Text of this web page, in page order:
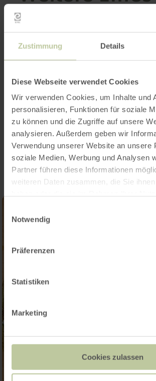
Zustimmung Details
Diese Webseite verwendet Cookies
Wir verwenden Cookies, um Inhalte und
personalisieren, Funktionen für soziale
zu können und die Zugriffe auf unsere
analysieren. Außerdem geben wir
Verwendung unserer Website an unsere
soziale Medien, Werbung und Analysen
Partner führen diese Informationen
weiteren Daten zusammen, die Sie
Notwendig
Präferenzen
Statistiken
Marketing
Cookies zulassen
Öffnungszeiten
Merkmale / Besonderheiten
Kategorien
Impressionen